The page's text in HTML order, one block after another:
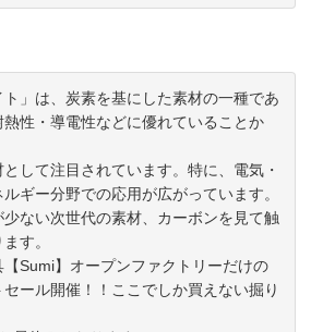
ト」は、炭素を基にした素材の一種であ
熱性・導電性などに優れていることか
して注目されています。特に、電気・
ギー分野での応用が広がっています。
ない次世代の素材、カーボンを見て触
す。
Sumi】オープンファクトリーだけの
ール開催！！ここでしか買えない掘り